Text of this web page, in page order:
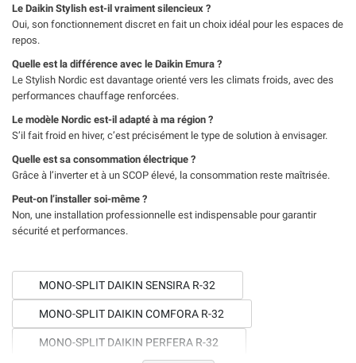
Le Daikin Stylish est-il vraiment silencieux ?
Oui, son fonctionnement discret en fait un choix idéal pour les espaces de
repos.
Quelle est la différence avec le Daikin Emura ?
Le Stylish Nordic est davantage orienté vers les climats froids, avec des
performances chauffage renforcées.
Le modèle Nordic est-il adapté à ma région ?
S’il fait froid en hiver, c’est précisément le type de solution à envisager.
Quelle est sa consommation électrique ?
Grâce à l’inverter et à un SCOP élevé, la consommation reste maîtrisée.
Peut-on l’installer soi-même ?
Non, une installation professionnelle est indispensable pour garantir
sécurité et performances.
MONO-SPLIT DAIKIN SENSIRA R-32
MONO-SPLIT DAIKIN COMFORA R-32
MONO-SPLIT DAIKIN PERFERA R-32